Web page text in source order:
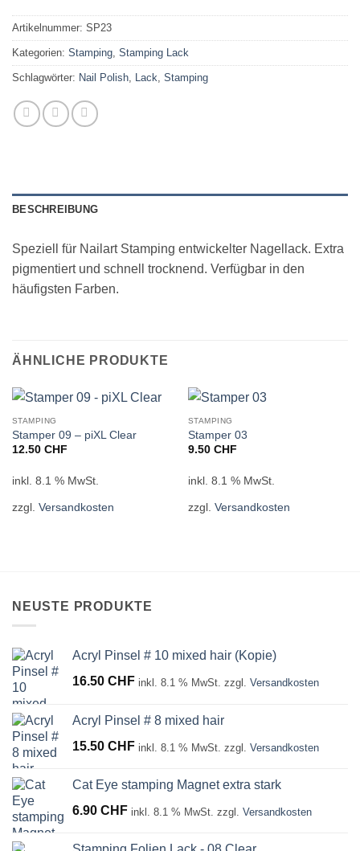
Artikelnummer: SP23
Kategorien: Stamping Stamping Lack
Schlagwörter: Nail Polish Lack Stamping
BESCHREIBUNG
Speziell für Nailart Stamping entwickelter Nagellack. Extra
pigmentiert und schnell trocknend. Verfügbar in den
häufigsten Farben.
ÄHNLICHE PRODUKTE
STAMPING
Stamper 09 – piXL Clear
12.50 CHF
inkl. 8.1 % MwSt.
zzgl. Versandkosten
STAMPING
Stamper 03
9.50 CHF
inkl. 8.1 % MwSt.
zzgl. Versandkosten
NEUSTE PRODUKTE
Acryl Pinsel # 10 mixed hair (Kopie)
16.50 CHF inkl. 8.1 % MwSt. zzgl. Versandkosten
Acryl Pinsel # 8 mixed hair
15.50 CHF inkl. 8.1 % MwSt. zzgl. Versandkosten
Cat Eye stamping Magnet extra stark
6.90 CHF inkl. 8.1 % MwSt. zzgl. Versandkosten